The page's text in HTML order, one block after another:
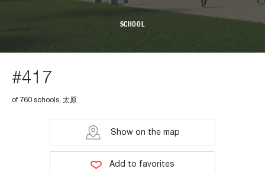
SCHOOL
#417
of 760 schools, 太原
Show on the map
Add to favorites